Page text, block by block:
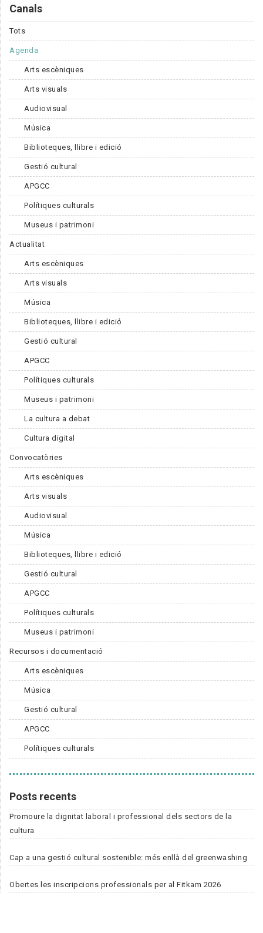
Canals
Tots
Agenda
Arts escèniques
Arts visuals
Audiovisual
Música
Biblioteques, llibre i edició
Gestió cultural
APGCC
Polítiques culturals
Museus i patrimoni
Actualitat
Arts escèniques
Arts visuals
Música
Biblioteques, llibre i edició
Gestió cultural
APGCC
Polítiques culturals
Museus i patrimoni
La cultura a debat
Cultura digital
Convocatòries
Arts escèniques
Arts visuals
Audiovisual
Música
Biblioteques, llibre i edició
Gestió cultural
APGCC
Polítiques culturals
Museus i patrimoni
Recursos i documentació
Arts escèniques
Música
Gestió cultural
APGCC
Polítiques culturals
Posts recents
Promoure la dignitat laboral i professional dels sectors de la
cultura
Cap a una gestió cultural sostenible: més enllà del greenwashing
Obertes les inscripcions professionals per al Fitkam 2026